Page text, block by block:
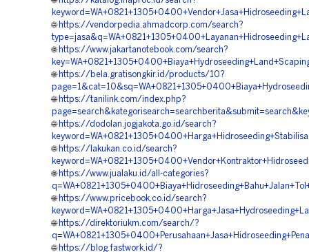
🌐 https://vendorpedia.ahmadcorp.com/search?
🌐 https://www.jakartanotebook.com/search?
🌐 https://bela.gratisongkir.id/products/10?
🌐 https://tanilink.com/index.php?
🌐 https://dodolan.jogjakota.go.id/search?
🌐 https://lakukan.co.id/search?
🌐 https://www.jualaku.id/all-categories?
🌐 https://www.pricebook.co.id/search?
🌐 https://direktoriukm.com/search/?
🌐 https://blog.fastwork.id/?